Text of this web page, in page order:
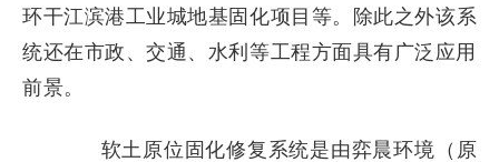
环干江滨港工业城地基固化项目等。除此之外该系
统还在市政、交通、水利等工程方面具有广泛应用
前景。
软土原位固化修复系统是由弈晨环境（原